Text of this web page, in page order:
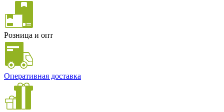
Розница и опт
Оперативная доставка